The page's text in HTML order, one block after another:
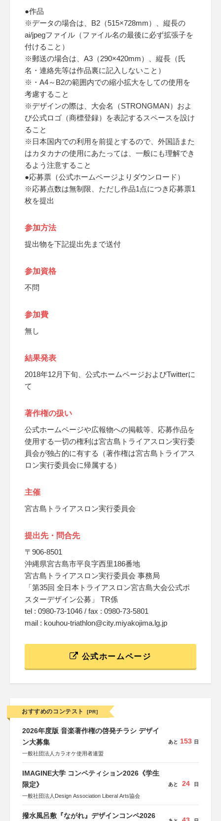
●作品
※データの場合は、B2（515×728mm）、縦長の
ai/jpegファイル（ファイル名の最後に必ず拡張子を
付けること）
※郵送の場合は、A3（290×420mm）、縦長（氏
名・連絡先等は作品裏に記入しないこと）
※・A4～B2の範囲内での縮小拡大をしての使用を
考慮すること
※デザインの際は、大会名（STRONGMAN）およ
び公式ロゴ（商標登録）を表記するスペースを設け
ること
※日本国内での利用を前提とするので、外国語また
はカタカナの使用にあたっては、一般にも理解でき
るよう注意すること
●応募票（公式ホームページよりダウンロード）
※応募点数は無制限、ただし作品1点につき応募票1
枚を提出
参加方法
提出物を下記提出先まで送付
参加資格
不問
参加費
無し
結果発表
2018年12月下旬、公式ホームページおよびTwitterに
て
著作権の扱い
公式ホームページや広報物への掲載等、応募作品を
使用する一切の権利は宮古島トライアスロン実行委
員会が独占的に有する（著作権は宮古島トライアス
ロン実行委員会に帰属する）
主催
宮古島トライアスロン実行委員会
提出先・問合先
〒906-8501
沖縄県宮古島市平良字西里186番地
宮古島トライアスロン実行委員会 事務局
「第35回 全日本トライアスロン宮古島大会公式ポ
スターデザイン公募」 TR係
tel : 0980-73-1046 / fax : 0980-73-5801
mail : kouhou-triathlon@city.miyakojima.lg.jp
公式ホームページ
おすすめのコンテスト [PR]
2026年度版 音楽著作権の啓発チラシ デザイ
ン大募集
一般社団法人カラオケ使用者連盟
あと 153 日
IMAGINE大学 コンペティション2026《学生
限定》
一般社団法人Design Association Liberal Arts協会
あと 24 日
撥水風呂敷『ながれ』デザインコンペ2026